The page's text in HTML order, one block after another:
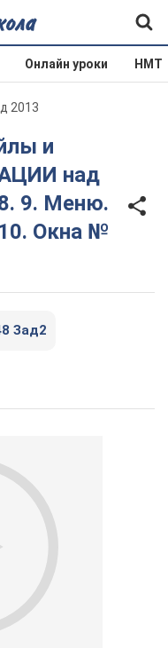
Онлайн уроки НМТ
2013
над
9. Меню.
Окна №
Зад2